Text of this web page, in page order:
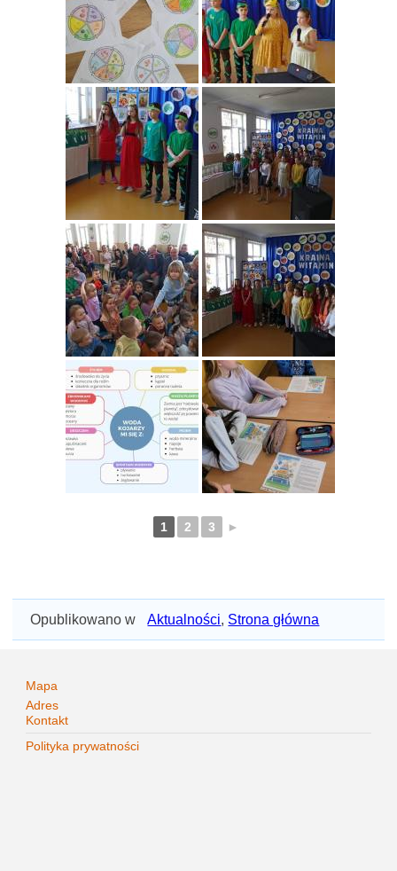
1 2 3 ►
Opublikowano w Aktualności, Strona główna
Mapa
Adres
Kontakt
Polityka prywatności